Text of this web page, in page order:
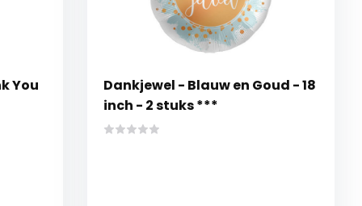
You
Dankjewel - Blauw en Goud - 18
inch - 2 stuks ***